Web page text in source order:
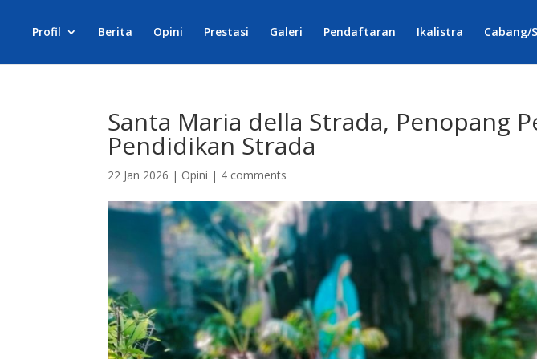
Profil Berita Opini Prestasi Galeri Pendaftaran Ikalistra Cabang/
Santa Maria della Strada, Penopang
Pendidikan Strada
22 Jan 2026 | Opini | 4 comments